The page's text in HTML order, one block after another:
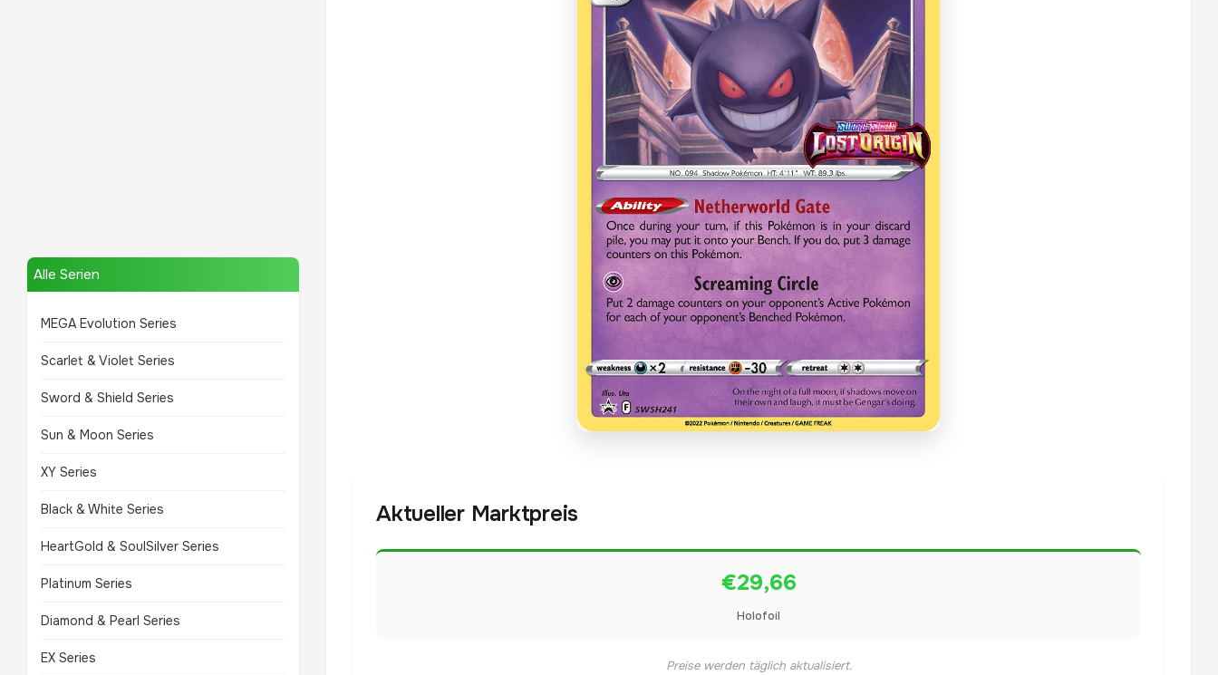
Alle Serien
MEGA Evolution Series
Scarlet & Violet Series
Sword & Shield Series
Sun & Moon Series
XY Series
Black & White Series
HeartGold & SoulSilver Series
Platinum Series
Diamond & Pearl Series
EX Series
Aktueller Marktpreis
€29,66
Holofoil
Preise werden täglich aktualisiert.